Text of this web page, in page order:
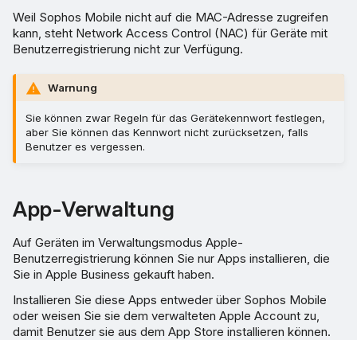
Weil Sophos Mobile nicht auf die MAC-Adresse zugreifen
kann, steht Network Access Control (NAC) für Geräte mit
Benutzerregistrierung nicht zur Verfügung.
Warnung
Sie können zwar Regeln für das Gerätekennwort festlegen,
aber Sie können das Kennwort nicht zurücksetzen, falls
Benutzer es vergessen.
App-Verwaltung
Auf Geräten im Verwaltungsmodus Apple-
Benutzerregistrierung können Sie nur Apps installieren, die
Sie in Apple Business gekauft haben.
Installieren Sie diese Apps entweder über Sophos Mobile
oder weisen Sie sie dem verwalteten Apple Account zu,
damit Benutzer sie aus dem App Store installieren können.